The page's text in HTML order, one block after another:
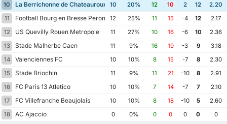
10
La Berrichonne de Chateauroux 10 20% 12 10 2 12
2.20
11
Football Bourg en Bresse Peronnas 01
12 25% 11 15 -4 12
2.17
12
US Quevilly Rouen Metropole 11 27% 10 16 -6 10
2.36
13
Stade Malherbe Caen 11 9% 16 19 -3 9
3.18
14
Valenciennes FC 10 10% 8 15 -7 8
2.30
15
Stade Briochin 11 9% 11 21 -10 8
2.91
16
FC Paris 13 Atletico 10 10% 7 14 -7 7
2.10
17
FC Villefranche Beaujolais 10 10% 8 18 -10 5
2.60
18
AC Ajaccio 0 0% 0 0 0 0 0